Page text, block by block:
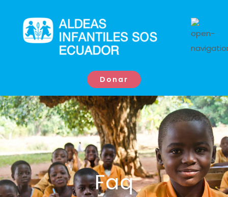
Donar
Faq